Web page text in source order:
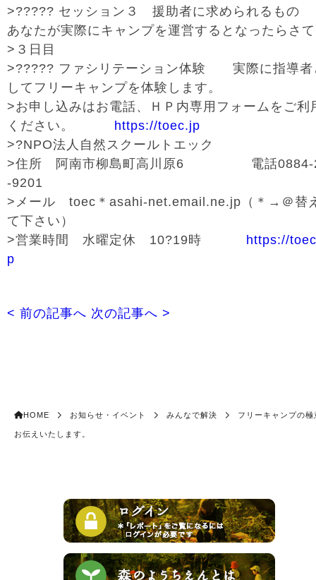
>????? セッション３ 援助者に求められるも
あなたが実際にキャンプを運営するとなったらさ
>３日目
>????? ファシリテーション体験 実際に指導者
してフリーキャンプを体験します。
>お申し込みはお電話、ＨＰ内専用フォームをご利
ください。 https://toec.jp
>?NPO法人自然スクールトエック
>住所 阿南市柳島町高川原6 電話0884-
-9201
>メール toec＊asahi-net.email.ne.jp（＊→＠替
て下さい）
>営業時間 水曜定休 10?19時 https://
p
< 前の記事へ 次の記事へ >
HOME お知らせ・イベント みんなで解決 フリーキャンプの極
お伝えいたします。